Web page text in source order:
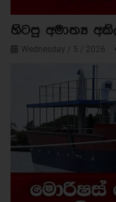
හිටපු අමාත්‍ය
Wednesday / 5 / 2026